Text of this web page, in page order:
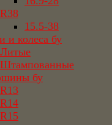
R38
15.5-38
и колеса бу
Литые
Штампованные
бу
R13
R14
R15